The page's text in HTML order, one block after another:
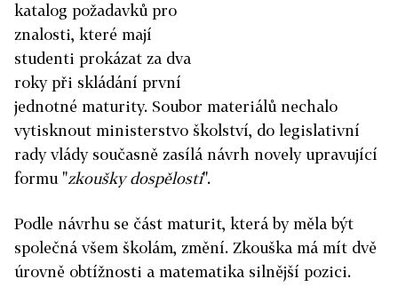
katalog požadavků pro
znalosti, které mají
studenti prokázat za dva
roky při skládání první
jednotné maturity. Soubor materiálů nechalo
vytisknout ministerstvo školství, do legislativní
rady vlády současně zasílá návrh novely upravující
formu "zkoušky dospělosti".
Podle návrhu se část maturit, která by měla být
společná všem školám, změní. Zkouška má mít dvě
úrovně obtížnosti a matematika silnější pozici.